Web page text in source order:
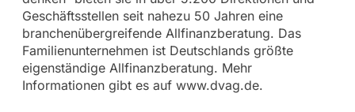
Geschäftsstellen seit nahezu 50 Jahren eine
branchenübergreifende Allfinanzberatung. Das
Familienunternehmen ist Deutschlands größte
eigenständige Allfinanzberatung. Mehr
Informationen gibt es auf www.dvag.de.